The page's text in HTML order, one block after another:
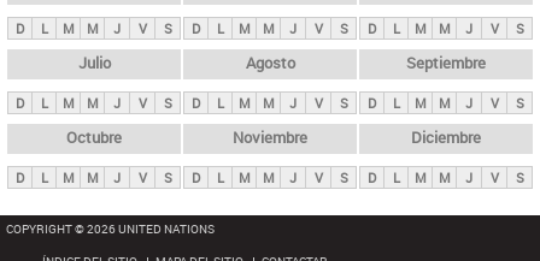
i
p
a
l
s
D L M M J V S D L M M J V S D L M M J V S
Julio
D L M M J V S
Agosto
D L M M J V S
Septiembre
D L M M J V S
Octubre
D L M M J V S
Noviembre
D L M M J V S
Diciembre
D L M M J V S
COPYRIGHT © 2026 UNITED NATIONS